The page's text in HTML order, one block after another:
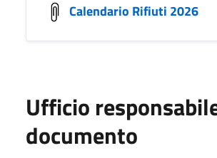
Calendario Rifiuti 2026
Ufficio
documento